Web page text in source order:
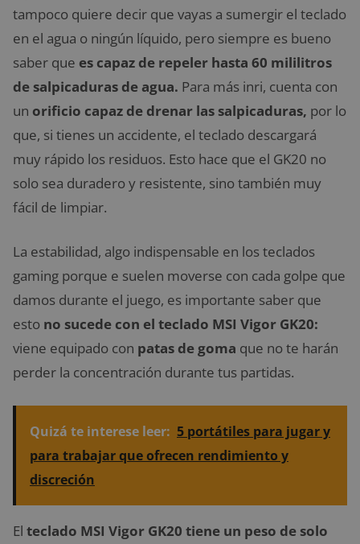
tampoco quiere decir que vayas a sumergir el teclado
en el agua o ningún líquido, pero siempre es bueno
saber que es capaz de repeler hasta 60 mililitros
de salpicaduras de agua. Para más inri, cuenta con
un orificio capaz de drenar las salpicaduras, por lo
que, si tienes un accidente, el teclado descargará
muy rápido los residuos. Esto hace que el GK20 no
solo sea duradero y resistente, sino también muy
fácil de limpiar.
La estabilidad, algo indispensable en los teclados
gaming porque e suelen moverse con cada golpe que
damos durante el juego, es importante saber que
esto no sucede con el teclado MSI Vigor GK20:
viene equipado con patas de goma que no te harán
perder la concentración durante tus partidas.
Quizá te interese leer: 5 portátiles para jugar y
para trabajar que ofrecen rendimiento y
discreción
El teclado MSI Vigor GK20 tiene un peso de solo